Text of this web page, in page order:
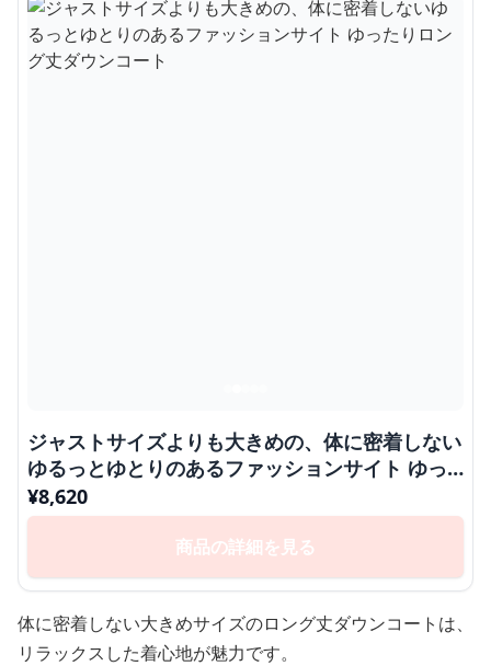
ジャストサイズよりも大きめの、体に密着しない
ゆるっとゆとりのあるファッションサイト ゆっ
たりロング丈ダウンコート
¥8,620
商品の詳細を見る
体に密着しない大きめサイズのロング丈ダウンコートは、
リラックスした着心地が魅力です。